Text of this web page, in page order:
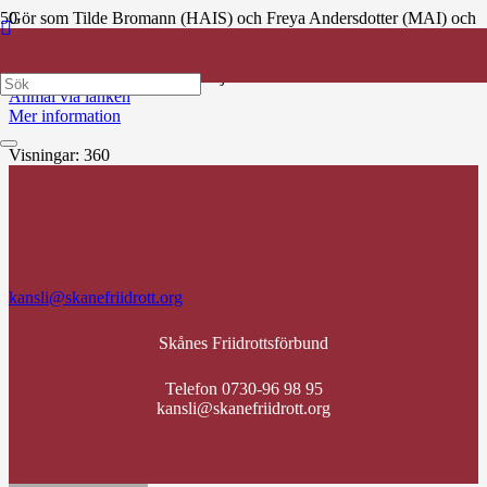
Gör som Tilde Bromann (HAIS) och Freya Andersdotter (MAI) och
gå Utbildningsprogrammet Eldsjäl 2.0. Är du mellan 18–25 år och
att gå med, ansök senast 31 maj.
Anmäl via länken
Mer information
Visningar: 360
kansli@skanefriidrott.org
Skånes Friidrottsförbund
Telefon 0730-96 98 95
kansli@skanefriidrott.org